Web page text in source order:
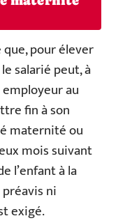
que, pour élever
salarié peut, à
au
fin à son
maternité ou
mois suivant
l’enfant à la
ni
exigé.